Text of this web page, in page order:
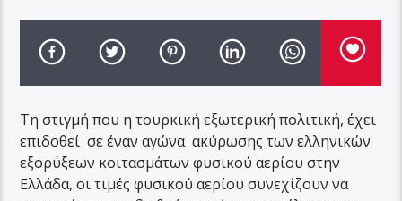
Τη στιγμή που η τουρκική εξωτερική πολιτική, έχει
επιδοθεί σε έναν αγώνα ακύρωσης των ελληνικών
εξορύξεων κοιτασμάτων φυσικού αερίου στην
Ελλάδα, οι τιμές φυσικού αερίου συνεχίζουν να